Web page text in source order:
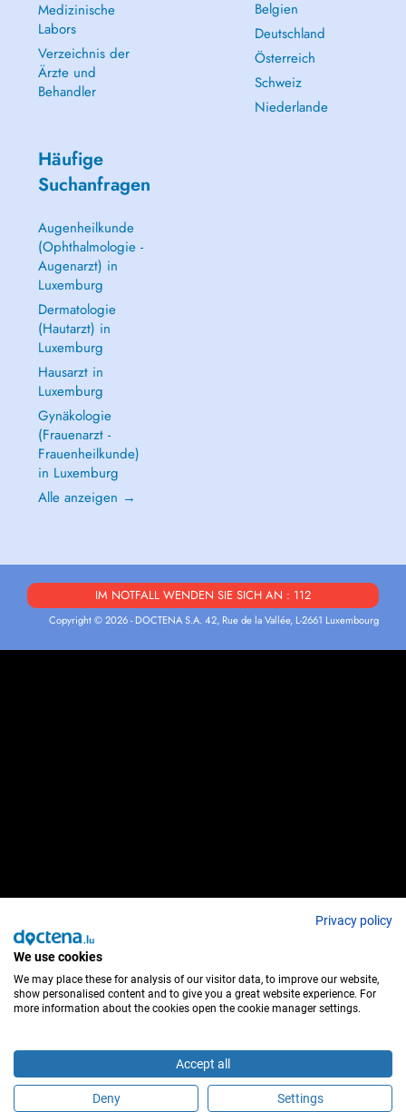
Buchen Sie einen Termin
Medizinische
Labors
Verzeichnis der
Ärzte und
Behandler
Belgien
Deutschland
Österreich
Schweiz
Niederlande
Häufige
Suchanfragen
Augenheilkunde
(Ophthalmologie -
Augenarzt) in
Luxemburg
Dermatologie
(Hautarzt) in
Luxemburg
Hausarzt in
Luxemburg
Gynäkologie
(Frauenarzt -
Frauenheilkunde)
in Luxemburg
Alle anzeigen →
IM NOTFALL WENDEN SIE SICH AN : 112
Copyright © 2026 - DOCTENA S.A. 42, Rue de la Vallée, L-2661 Luxembourg
Privacy policy
We use cookies
We may place these for analysis of our visitor data, to improve our website,
show personalised content and to give you a great website experience. For
more information about the cookies open the cookie manager settings.
Accept all
Deny Settings